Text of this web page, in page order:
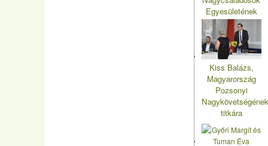
Egyesületének
elnöke
Kiss Balázs,
Magyarország
Pozsonyi
Nagykövetségének
titkára